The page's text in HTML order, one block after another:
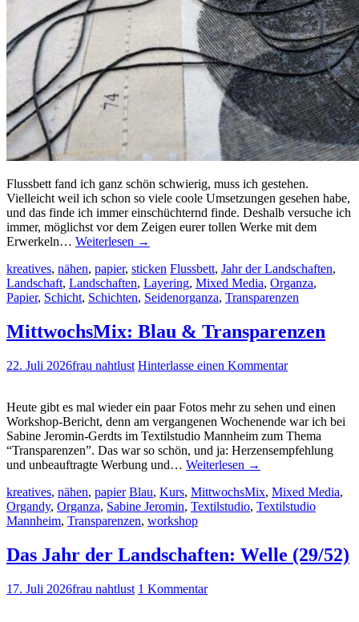
Flussbett fand ich ganz schön schwierig, muss ich gestehen.
Vielleicht weil ich schon so viele coole Umsetzungen gesehen habe,
und das finde ich immer einschüchternd finde. Deshalb versuche ich
immer, möglichst vor dem Zeigen eurer tollen Werke mit dem
Erwerkeln… Weiterlesen →
kreatives, nähen, papier, sticken Flussbett, Jahr der Landschaften,
Landschaft, Landschaften, Layering, Mixed Media, Organza,
Papier, Schicht, Schichten, Seidenorganza, Transparenzen
MittwochsMix: Blau & Transparenzen
22. Juli 2026frau nahtlust Hinterlasse einen Kommentar
Heute gibt es mal wieder ein paar Fotos mehr zu sehen und einen
Workshop-Bericht, denn am vergangenen Wochenende war ich bei
Sabine Jeromin-Gerdts im Textilstudio Mannheim zum Thema
“Transparenzen”. Das war so schön, und ja: Herzensempfehlung
und unbeauftragte Werbung und… Weiterlesen →
kreatives, nähen, papier Blau, Kurs, MittwochsMix, Mixed Media,
Organdy, Organza, Sabine Jeromin, Textilstudio, Textilstudio
Mannheim, Transparenzen, workshop
Das Jahr der Landschaften: Welle (29/52)
17. Juli 2026frau nahtlust 1 Kommentar